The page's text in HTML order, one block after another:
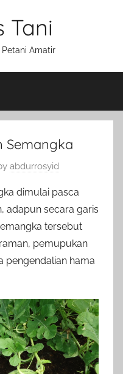
Tani
Amatir
Semangka
abdurrosyid
dimulai pasca
adapun secara garis
tersebut
pemupukan
pengendalian hama